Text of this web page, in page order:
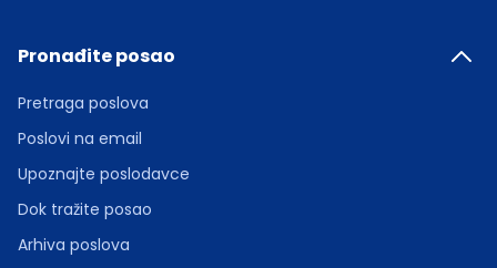
Pronađite posao
Pretraga poslova
Poslovi na email
Upoznajte poslodavce
Dok tražite posao
Arhiva poslova